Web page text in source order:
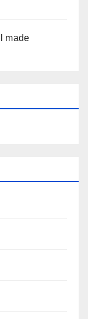
made